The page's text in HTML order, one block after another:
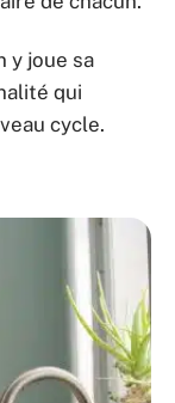
y joue sa
qui
cycle.